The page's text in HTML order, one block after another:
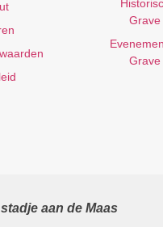
Grave
Grave
aan de Maas